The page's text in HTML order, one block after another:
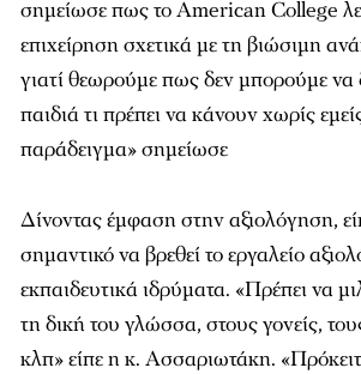
σημείωσε πως το American College
επιχείρηση σχετικά με τη βιώσιμη
γιατί θεωρούμε πως δεν μπορούμε να
παιδιά τι πρέπει να κάνουν χωρίς
παράδειγμα» σημείωσε
Δίνοντας έμφαση στην αξιολόγηση,
σημαντικό να βρεθεί το εργαλείο
εκπαιδευτικά ιδρύματα. «Πρέπει να
τη δική του γλώσσα, στους γονείς,
κλπ» είπε η κ. Ασσαριωτάκη.